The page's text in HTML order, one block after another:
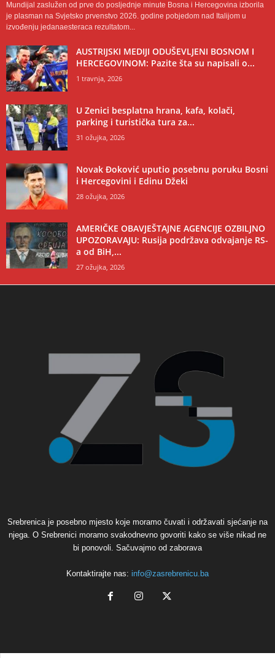
Mundijal zaslužen od prve do posljednje minute Bosna i Hercegovina izborila
je plasman na Svjetsko prvenstvo 2026. godine pobjedom nad Italijom u
izvođenju jedanaesteraca rezultatom...
AUSTRIJSKI MEDIJI ODUŠEVLJENI BOSNOM I
HERCEGOVINOM: Pazite šta su napisali o...
1 travnja, 2026
U Zenici besplatna hrana, kafa, kolači,
parking i turistička tura za...
31 ožujka, 2026
Novak Đoković uputio posebnu poruku Bosni
i Hercegovini i Edinu Džeki
28 ožujka, 2026
AMERIČKE OBAVJEŠTAJNE AGENCIJE OZBILJNO
UPOZORAVAJU: Rusija podržava odvajanje RS-
a od BiH,...
27 ožujka, 2026
Srebrenica je posebno mjesto koje moramo čuvati i održavati sjećanje na
njega. O Srebrenici moramo svakodnevno govoriti kako se više nikad ne
bi ponovoli. Sačuvajmo od zaborava
Kontaktirajte nas: info@zasrebrenicu.ba